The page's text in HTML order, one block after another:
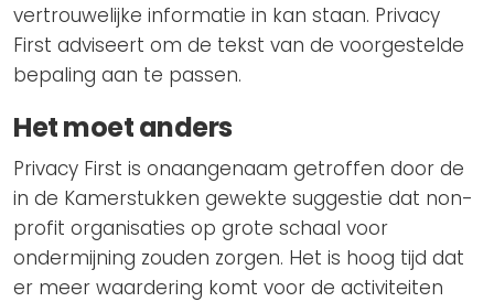
vertrouwelijke informatie in kan staan. Privacy
First adviseert om de tekst van de voorgestelde
bepaling aan te passen.
Het moet anders
Privacy First is onaangenaam getroffen door de
in de Kamerstukken gewekte suggestie dat non-
profit organisaties op grote schaal voor
ondermijning zouden zorgen. Het is hoog tijd dat
er meer waardering komt voor de activiteiten